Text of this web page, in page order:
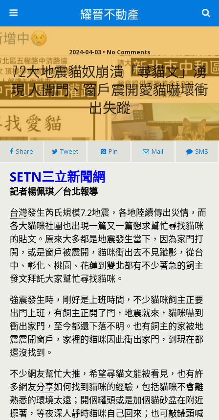
耀晉不動產
2024-04-03 • No Comments
7.2大地震貓奴崩潰「尋貓文」湧
現 人開門、窗戶震開愛貓嚇壞衝
出失蹤
Share Tweet Pin Mail SMS
SETN三立新聞網
記者楊佩琪／台北報導
台灣發生芮氏規模7.2地震，各地陸續傳出災情，而
各大貓咪社團也出現一篇又一篇懇求幫忙尋找貓咪
的貼文。原來大多都是地震發生當下，因為家門打
開，或是窗戶被震開，貓咪衝出去不見蹤影，從台
中、彰化、桃園、花蓮到雙北都有不少著急的飼主
發文拜託大家幫忙尋找貓咪。
強震發生時，剛好是上班時間，不少貓咪飼主正要
出門上班，有飼主正開了門，地震就來，貓咪嚇到
衝出家門，至今都還下落不明。也有飼主的家被地
震震開窗戶，家裡的貓咪因此衝出家門，到現在都
還沒找到。
不少網友幫忙大推，希望尋貓文能被看見，也有許
多網友分享如何找到貓咪的經驗，包括貓咪不會離
熟悉的環境太遠；開個罐頭或是加個貓砂盆在附近
擺著，等夜深人靜時貓咪自己回來；也可敲罐頭喊